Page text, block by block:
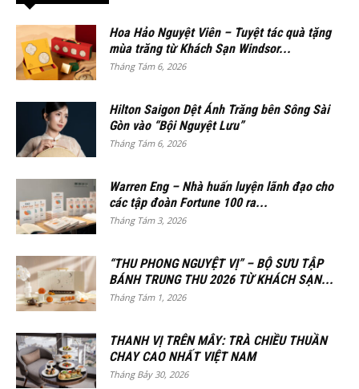
Hoa Hảo Nguyệt Viên – Tuyệt tác quà tặng
mùa trăng từ Khách Sạn Windsor...
Tháng Tám 6, 2026
Hilton Saigon Dệt Ánh Trăng bên Sông Sài
Gòn vào “Bội Nguyệt Lưu”
Tháng Tám 6, 2026
Warren Eng – Nhà huấn luyện lãnh đạo cho
các tập đoàn Fortune 100 ra...
Tháng Tám 3, 2026
“THU PHONG NGUYỆT VỊ” – BỘ SƯU TẬP
BÁNH TRUNG THU 2026 TỪ KHÁCH SẠN...
Tháng Tám 1, 2026
THANH VỊ TRÊN MÂY: TRÀ CHIỀU THUẦN
CHAY CAO NHẤT VIỆT NAM
Tháng Bảy 30, 2026